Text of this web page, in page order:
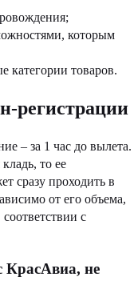
которым
категории товаров.
регистрации
– за 1 час до вылета.
то ее
сразу проходить в
от его объема,
с
КрасАвиа, не